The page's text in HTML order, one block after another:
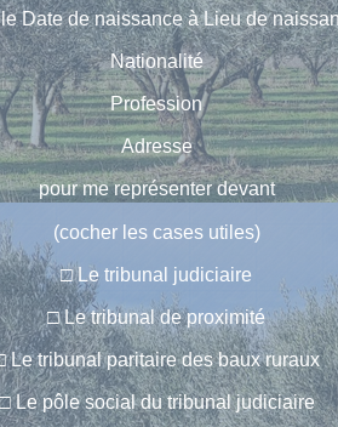
leDate de naissanceàLieu de
Nationalité
Profession
Adresse
pour me représenter devant
(cocher les cases utiles)
□ Le tribunal judiciaire
□ Le tribunal de proximité
Le tribunal paritaire des baux ruraux
Le pôle social du tribunal judiciaire